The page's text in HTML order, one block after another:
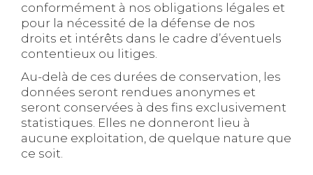
conformément à nos obligations légales et
pour la nécessité de la défense de nos
droits et intérêts dans le cadre d’éventuels
contentieux ou litiges.
Au-delà de ces durées de conservation, les
données seront rendues anonymes et
seront conservées à des fins exclusivement
statistiques. Elles ne donneront lieu à
aucune exploitation, de quelque nature que
ce soit.